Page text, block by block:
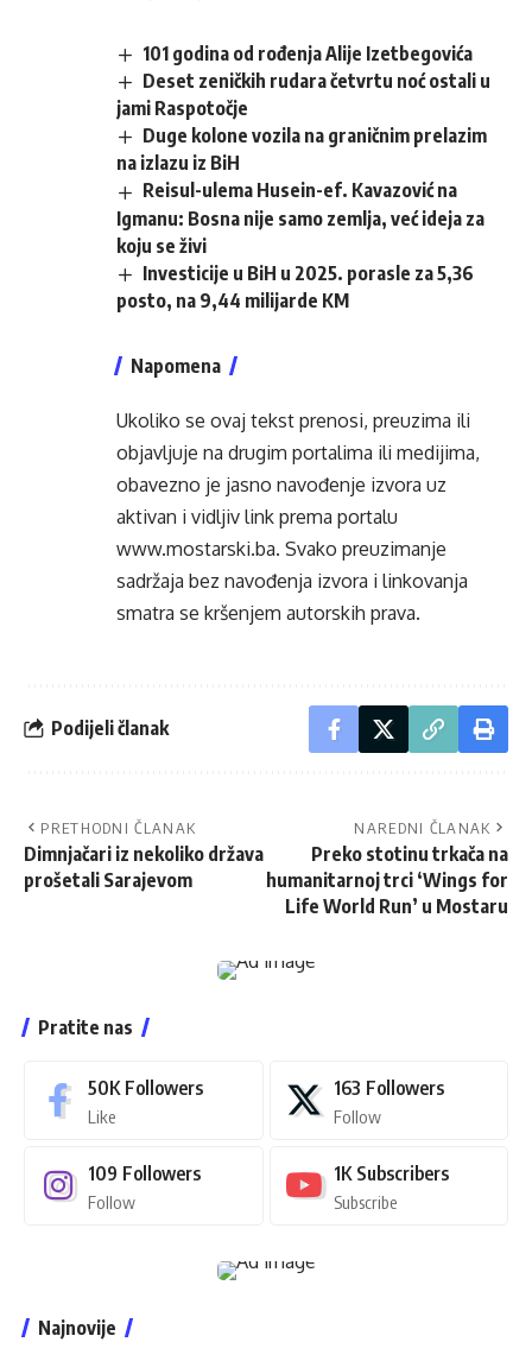
101 godina od rođenja Alije Izetbegovića
Deset zeničkih rudara četvrtu noć ostali u
jami Raspotočje
Duge kolone vozila na graničnim prelazim
na izlazu iz BiH
Reisul-ulema Husein-ef. Kavazović na
Igmanu: Bosna nije samo zemlja, već ideja za
koju se živi
Investicije u BiH u 2025. porasle za 5,36
posto, na 9,44 milijarde KM
Napomena
Ukoliko se ovaj tekst prenosi, preuzima ili
objavljuje na drugim portalima ili medijima,
obavezno je jasno navođenje izvora uz
aktivan i vidljiv link prema portalu
www.mostarski.ba. Svako preuzimanje
sadržaja bez navođenja izvora i linkovanja
smatra se kršenjem autorskih prava.
Podijeli članak
PRETHODNI ČLANAK
Dimnjačari iz nekoliko država
prošetali Sarajevom
NAREDNI ČLANAK
Preko stotinu trkača na
humanitarnoj trci ‘Wings for
Life World Run’ u Mostaru
Pratite nas
50K Followers
Like
163 Followers
Follow
109 Followers
Follow
1K Subscribers
Subscribe
Najnovije